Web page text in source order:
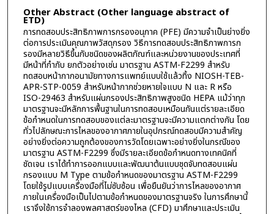
Other Abstract (Other language abstract of
ETD)
การทดสอบประสิทธิภาพการกรองอนุภาค (PFE) มีความจำเป็นย่างยิ่ง
ต่อการประเมินคุณภาพวัสดุกรอง วิธีการทดสอบประสิทธิภาพการก
รองมีหลายวิธีขึ้นกับชนิดของผลิตภัณฑ์และหน่วยงานของประเทศที่
มีหน้าที่กำกับ ยกตัวอย่างเช่น มาตรฐาน ASTM-F2299 สำหรับ
ทดสอบหน้ากากอนามัยทางการแพทย์แบบใช้แล้วทิ้ง NIOSH-TEB-
APR-STP-0059 สำหรับหน้ากากช่วยหายใจแบบ N และ R หรือ
ISO-29463 สำหรับแผ่นกรองประสิทธิภาพสูงชนิด HEPA แม้ว่าทุก
มาตรฐานจะมีหลักการพื้นฐานในการทดสอบเหมือนกันแต่รายละเอียด
ข้อกำหนดในการทดสอบของแต่ละมาตรฐานจะมีความแตกต่างกัน โดย
ทั่วไปลักษณะการไหลของอากาศภายในอุปกรณ์ทดสอบมีความสำคัญ
อย่างยิ่งต่อความถูกต้องของการวัดโดยเฉพาะอย่างยิ่งในกรณีของ
มาตรฐาน ASTM-F2299 ซึ่งมีรายละเอียดข้อกำหนดทางเทคนิคที่
ชัดเจน เราได้ทำการออกแบบและพัฒนาต้นแบบชุดจับทดสอบแผ่น
กรองแบบ M Type ตามข้อกำหนดของมาตรฐาน ASTM-F2299
โดยใช้รูปแบบเครื่องมือที่ไม่ซับซ้อน เพื่อยืนยันว่าการไหลของอากาศ
ภายในเครื่องมือเป็นไปตามข้อกำหนดของมาตรฐานจริง ในการศึกษานี้
เราจึงใช้การจำลองพลศาสตร์ของไหล (CFD) มาศึกษาและประเมิน